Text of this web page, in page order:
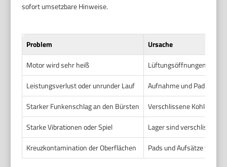
sofort umsetzbare Hinweise.
Problem
Ursache
Motor wird sehr heiß
Lüftungsöffnungen oder
Leistungsverlust oder unrunder Lauf
Aufnahme und Pads
Starker Funkenschlag an den Bürsten
Verschlissene
Starke Vibrationen oder Spiel
Lager sind verschlissen
Kreuzkontamination der Oberflächen
Pads und Aufsätze